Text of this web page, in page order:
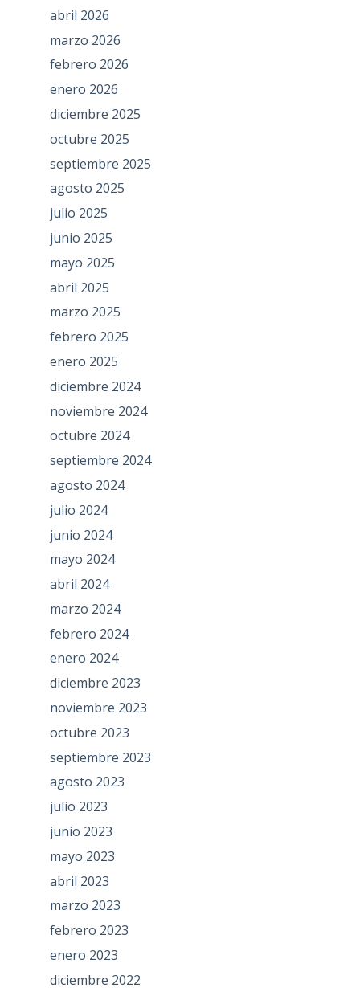
abril 2026
marzo 2026
febrero 2026
enero 2026
diciembre 2025
octubre 2025
septiembre 2025
agosto 2025
julio 2025
junio 2025
mayo 2025
abril 2025
marzo 2025
febrero 2025
enero 2025
diciembre 2024
noviembre 2024
octubre 2024
septiembre 2024
agosto 2024
julio 2024
junio 2024
mayo 2024
abril 2024
marzo 2024
febrero 2024
enero 2024
diciembre 2023
noviembre 2023
octubre 2023
septiembre 2023
agosto 2023
julio 2023
junio 2023
mayo 2023
abril 2023
marzo 2023
febrero 2023
enero 2023
diciembre 2022